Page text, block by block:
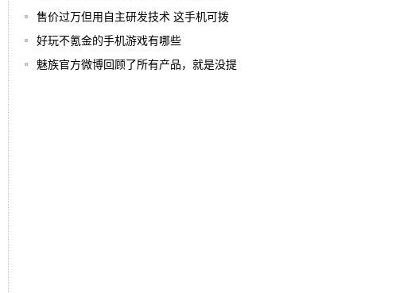
售价过万但用自主研发技术 这手机可拨
好玩不氪金的手机游戏有哪些
魅族官方微博回顾了所有产品，就是没提